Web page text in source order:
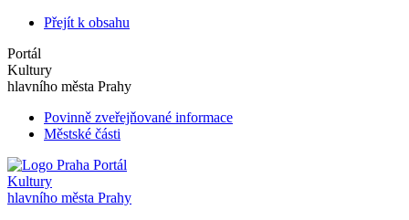
Přejít k obsahu
Portál
Kultury
hlavního města Prahy
Povinně zveřejňované informace
Městské části
Portál
Kultury
hlavního města Prahy